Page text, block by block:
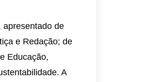
apresentado de
e Redação; de
Educação,
A